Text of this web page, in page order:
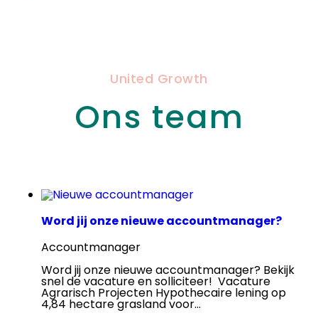
United Growth
Ons team
Word jij onze nieuwe accountmanager?
Accountmanager
Word jij onze nieuwe accountmanager? Bekijk
snel de vacature en solliciteer! Vacature
Agrarisch Projecten Hypothecaire lening op
4,84 hectare grasland voor...